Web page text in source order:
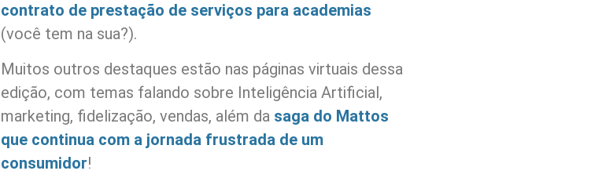
contrato de prestação de serviços para academias
(você tem na sua?).
Muitos outros destaques estão nas páginas virtuais dessa
edição, com temas falando sobre Inteligência Artificial,
marketing, fidelização, vendas, além da saga do Mattos
que continua com a jornada frustrada de um
consumidor!